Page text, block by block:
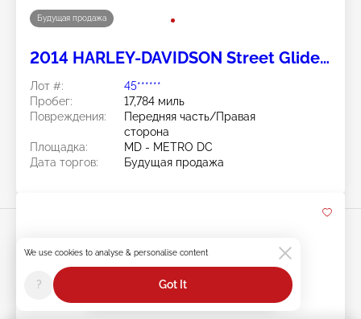
Будущая продажа
2014 HARLEY-DAVIDSON Street Glide
Лот #:
45******
Пробег:
17,784 миль
Повреждения:
Передняя часть/Правая
сторона
Площадка:
MD - METRO DC
Дата торгов:
Будущая продажа
Swipe to right for more images
We use cookies to analyse & personalise content
? Got It